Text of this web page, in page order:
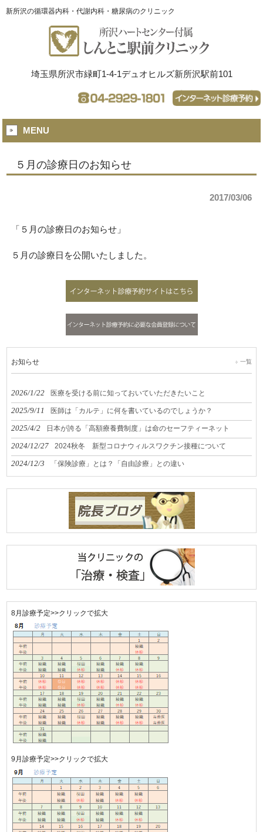
新所沢の循環器内科・代謝内科・糖尿病のクリニック
埼玉県所沢市緑町1-4-1デュオヒルズ新所沢駅前101
MENU
５月の診療日のお知らせ
2017/03/06
「５月の診療日のお知らせ」
５月の診療日を公開いたしました。
お知らせ 一覧
2026/1/22 医療を受ける前に知っておいていただきたいこと
2025/9/11 医師は「カルテ」に何を書いているのでしょうか？
2025/4/2 日本が誇る「高額療養費制度」は命のセーフティーネット
2024/12/27 2024秋冬 新型コロナウィルスワクチン接種について
2024/12/3 「保険診療」とは？「自由診療」との違い
8月診療予定>>クリックで拡大
9月診療予定>>クリックで拡大